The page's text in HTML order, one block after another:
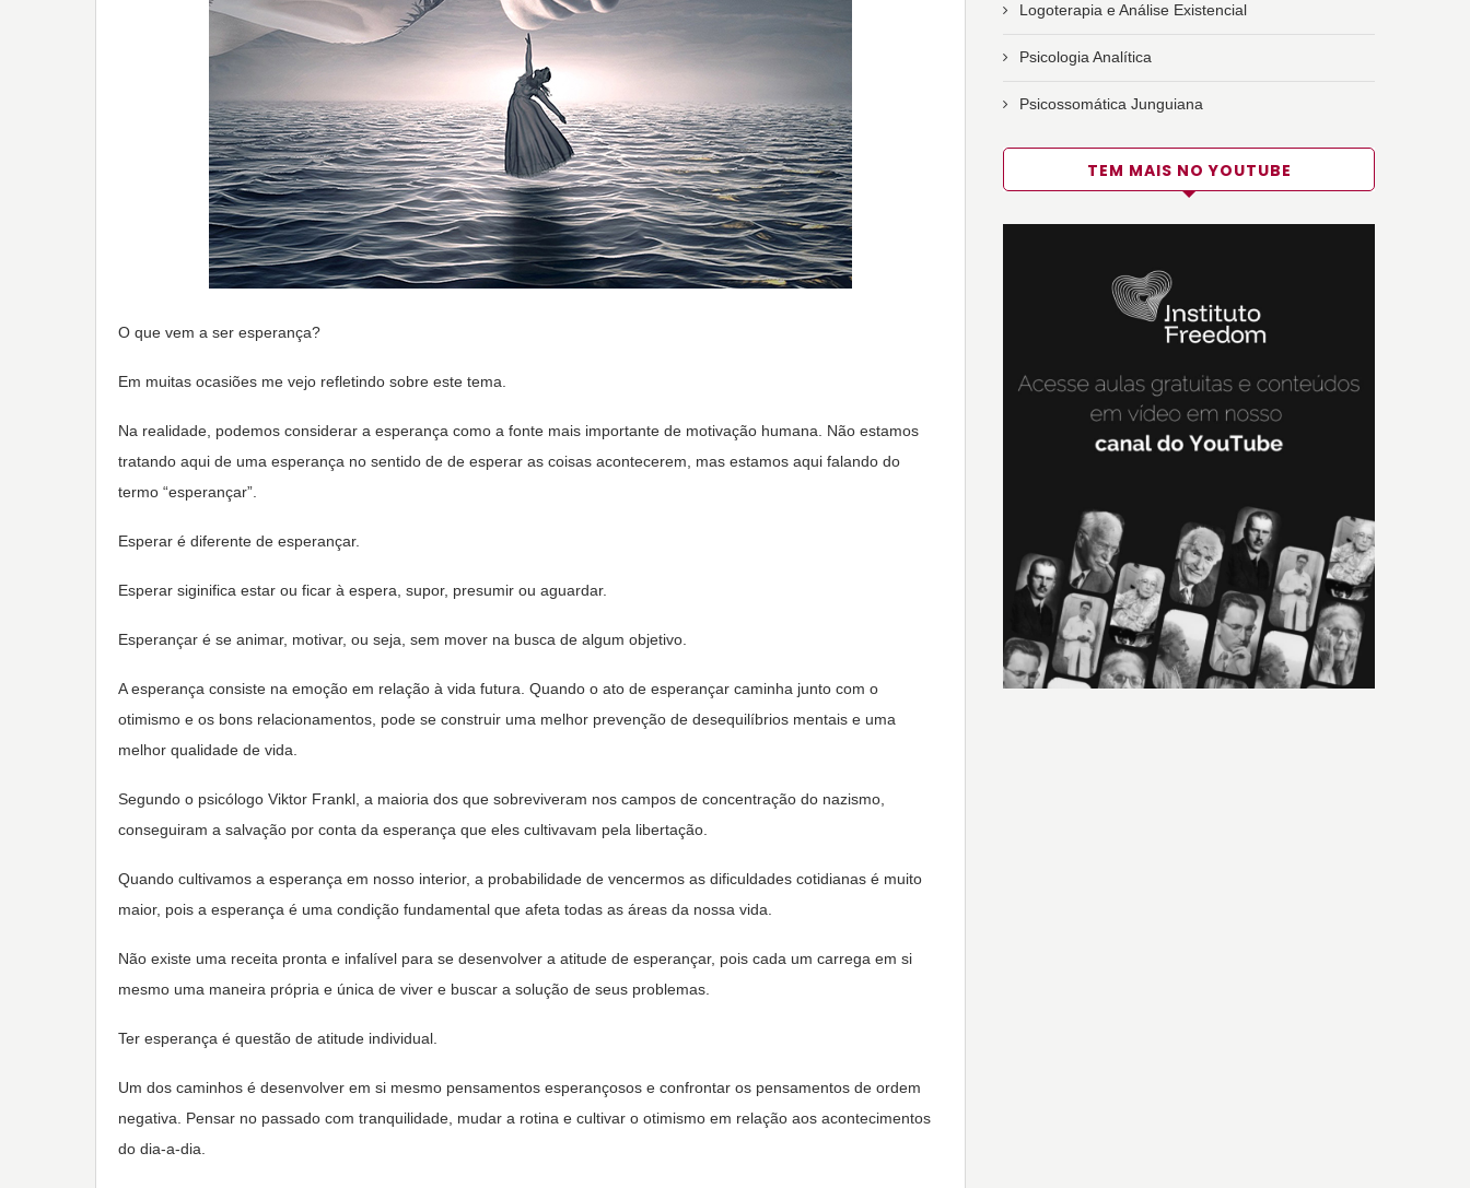
O que vem a ser esperança?
Em muitas ocasiões me vejo refletindo sobre este tema.
Na realidade, podemos considerar a esperança como a fonte mais importante de motivação humana. Não estamos
tratando aqui de uma esperança no sentido de de esperar as coisas acontecerem, mas estamos aqui falando do
termo “esperançar”.
Esperar é diferente de esperançar.
Esperar siginifica estar ou ficar à espera, supor, presumir ou aguardar.
Esperançar é se animar, motivar, ou seja, sem mover na busca de algum objetivo.
A esperança consiste na emoção em relação à vida futura. Quando o ato de esperançar caminha junto com o
otimismo e os bons relacionamentos, pode se construir uma melhor prevenção de desequilíbrios mentais e uma
melhor qualidade de vida.
Segundo o psicólogo Viktor Frankl, a maioria dos que sobreviveram nos campos de concentração do nazismo,
conseguiram a salvação por conta da esperança que eles cultivavam pela libertação.
Quando cultivamos a esperança em nosso interior, a probabilidade de vencermos as dificuldades cotidianas é muito
maior, pois a esperança é uma condição fundamental que afeta todas as áreas da nossa vida.
Não existe uma receita pronta e infalível para se desenvolver a atitude de esperançar, pois cada um carrega em si
mesmo uma maneira própria e única de viver e buscar a solução de seus problemas.
Ter esperança é questão de atitude individual.
Um dos caminhos é desenvolver em si mesmo pensamentos esperançosos e confrontar os pensamentos de ordem
negativa. Pensar no passado com tranquilidade, mudar a rotina e cultivar o otimismo em relação aos acontecimentos
do dia-a-dia.
Logoterapia e Análise Existencial
Psicologia Analítica
Psicossomática Junguiana
TEM MAIS NO YOUTUBE